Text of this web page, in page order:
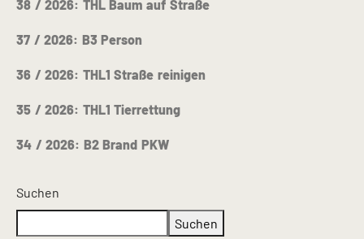
38 / 2026: THL Baum auf Straße
37 / 2026: B3 Person
36 / 2026: THL1 Straße reinigen
35 / 2026: THL1 Tierrettung
34 / 2026: B2 Brand PKW
Suchen
Suchen